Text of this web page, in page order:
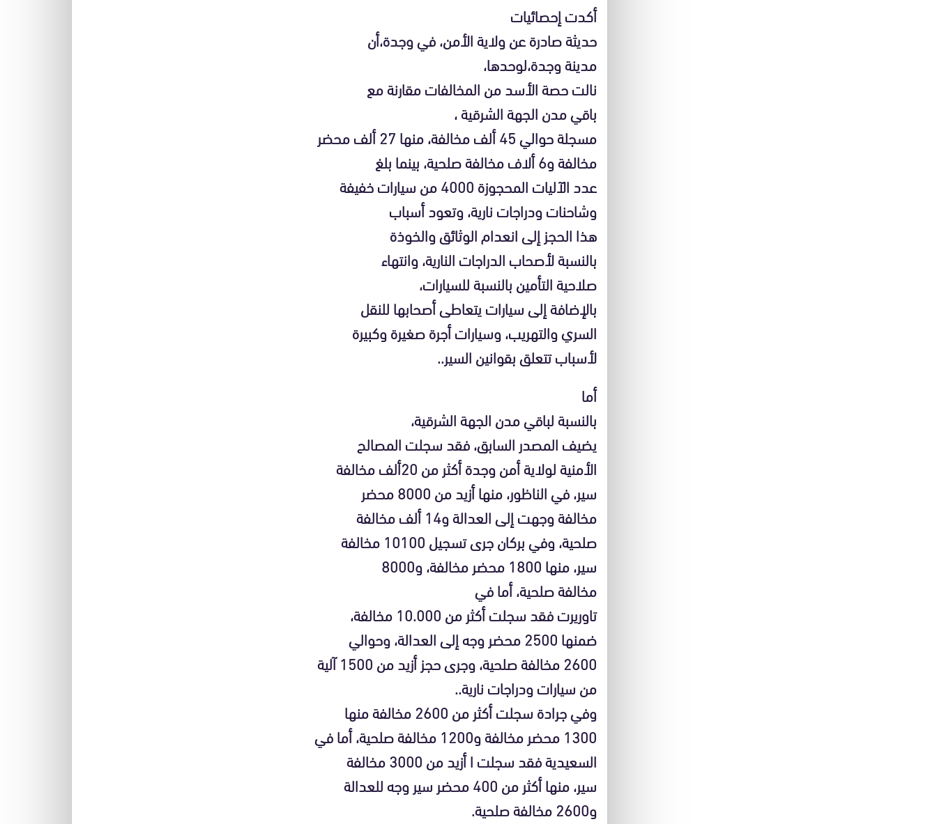
أكدت إحصائيات
حديثة صادرة عن ولاية الأمن، في وجدة،أن
مدينة وجدة،لوحدها،
نالت حصة الأسد من المخالفات مقارنة مع
باقي مدن الجهة الشرقية ،
مسجلة حوالي 45 ألف مخالفة، منها 27 ألف محضر
مخالفة و6 ألاف مخالفة صلحية، بينما بلغ
عدد الآليات المحجوزة 4000 من سيارات خفيفة
وشاحنات ودراجات نارية، وتعود أسباب
هذا الحجز إلى انعدام الوثائق والخوذة
بالنسبة لأصحاب الدراجات النارية، وانتهاء
صلاحية التأمين بالنسبة للسيارات،
بالإضافة إلى سيارات يتعاطى أصحابها للنقل
السري والتهريب، وسيارات أجرة صغيرة وكبيرة
لأسباب تتعلق بقوانين السير..
أما
بالنسبة لباقي مدن الجهة الشرقية،
يضيف المصدر السابق، فقد سجلت المصالح
الأمنية لولاية أمن وجدة أكثر من 20ألف مخالفة
سير، في الناظور، منها أزيد من 8000 محضر
مخالفة وجهت إلى العدالة و14 ألف مخالفة
صلحية، وفي بركان جرى تسجيل 10100 مخالفة
سير، منها 1800 محضر مخالفة، و8000
مخالفة صلحية، أما في
تاوريرت فقد سجلت أكثر من 10.000 مخالفة،
ضمنها 2500 محضر وجه إلى العدالة، وحوالي
2600 مخالفة صلحية، وجرى حجز أزيد من 1500 آلية
من سيارات ودراجات نارية..
وفي جرادة سجلت أكثر من 2600 مخالفة منها
1300 محضر مخالفة و1200 مخالفة صلحية، أما في
السعيدية فقد سجلت ا أزيد من 3000 مخالفة
سير، منها أكثر من 400 محضر سير وجه للعدالة
و2600 مخالفة صلحية.